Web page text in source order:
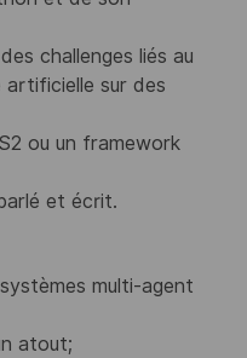
challenges liés au
artificielle sur des
ou un framework
et écrit.
multi-agent
atout;